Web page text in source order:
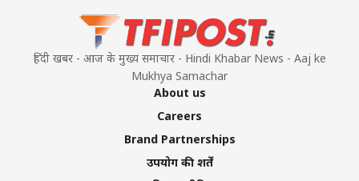
हिंदी खबर - आज के मुख्य समाचार - Hindi Khabar News - Aaj ke
Mukhya Samachar
About us
Careers
Brand Partnerships
उपयोग की शर्तें